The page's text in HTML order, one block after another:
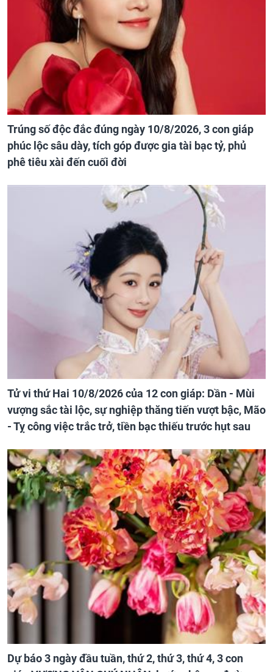
Trúng số độc đắc đúng ngày 10/8/2026, 3 con giáp
phúc lộc sâu dày, tích góp được gia tài bạc tỷ, phủ
phê tiêu xài đến cuối đời
Tử vi thứ Hai 10/8/2026 của 12 con giáp: Dần - Mùi
vượng sắc tài lộc, sự nghiệp thăng tiến vượt bậc, Mão
- Tỵ công việc trắc trở, tiền bạc thiếu trước hụt sau
Dự báo 3 ngày đầu tuần, thứ 2, thứ 3, thứ 4, 3 con